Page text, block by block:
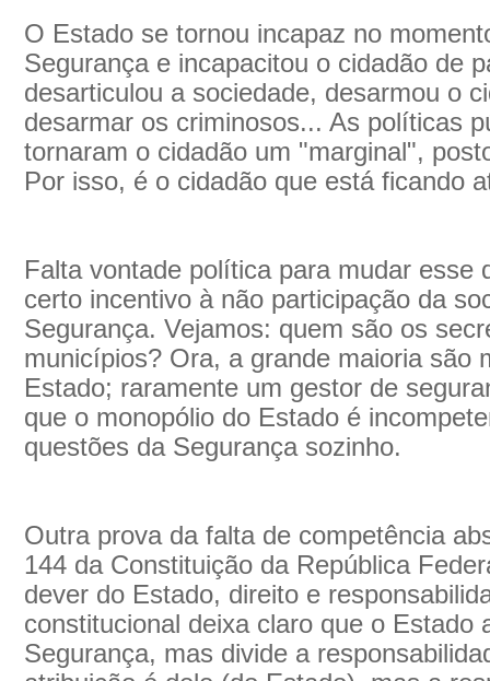
O Estado se tornou incapaz no
Segurança e incapacitou o cidadão de
desarticulou a sociedade, desarmou o
desarmar os criminosos... As políticas
tornaram o cidadão um "marginal",
Por isso, é o cidadão que está ficando
Falta vontade política para mudar esse
certo incentivo à não participação da
Segurança. Vejamos: quem são os
municípios? Ora, a grande maioria são
Estado; raramente um gestor de
que o monopólio do Estado é
questões da Segurança sozinho.
Outra prova da falta de competência
144 da Constituição da República
dever do Estado, direito e
constitucional deixa claro que o Estado
Segurança, mas divide a